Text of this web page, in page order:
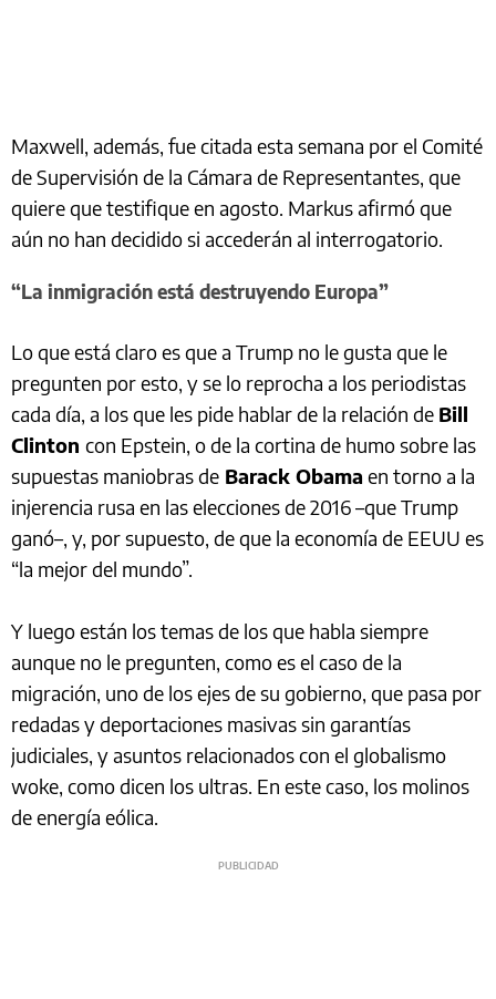
Maxwell, además, fue citada esta semana por el Comité
de Supervisión de la Cámara de Representantes, que
quiere que testifique en agosto. Markus afirmó que
aún no han decidido si accederán al interrogatorio.
“La inmigración está destruyendo Europa”
Lo que está claro es que a Trump no le gusta que le
pregunten por esto, y se lo reprocha a los periodistas
cada día, a los que les pide hablar de la relación de Bill
Clinton con Epstein, o de la cortina de humo sobre las
supuestas maniobras de Barack Obama en torno a la
injerencia rusa en las elecciones de 2016 –que Trump
ganó–, y, por supuesto, de que la economía de EEUU es
“la mejor del mundo”.
Y luego están los temas de los que habla siempre
aunque no le pregunten, como es el caso de la
migración, uno de los ejes de su gobierno, que pasa por
redadas y deportaciones masivas sin garantías
judiciales, y asuntos relacionados con el globalismo
woke, como dicen los ultras. En este caso, los molinos
de energía eólica.